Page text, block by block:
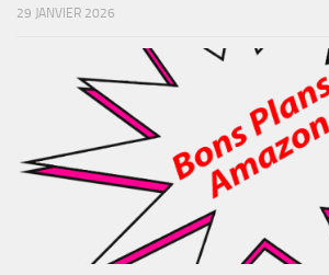
29 JANVIER 2026